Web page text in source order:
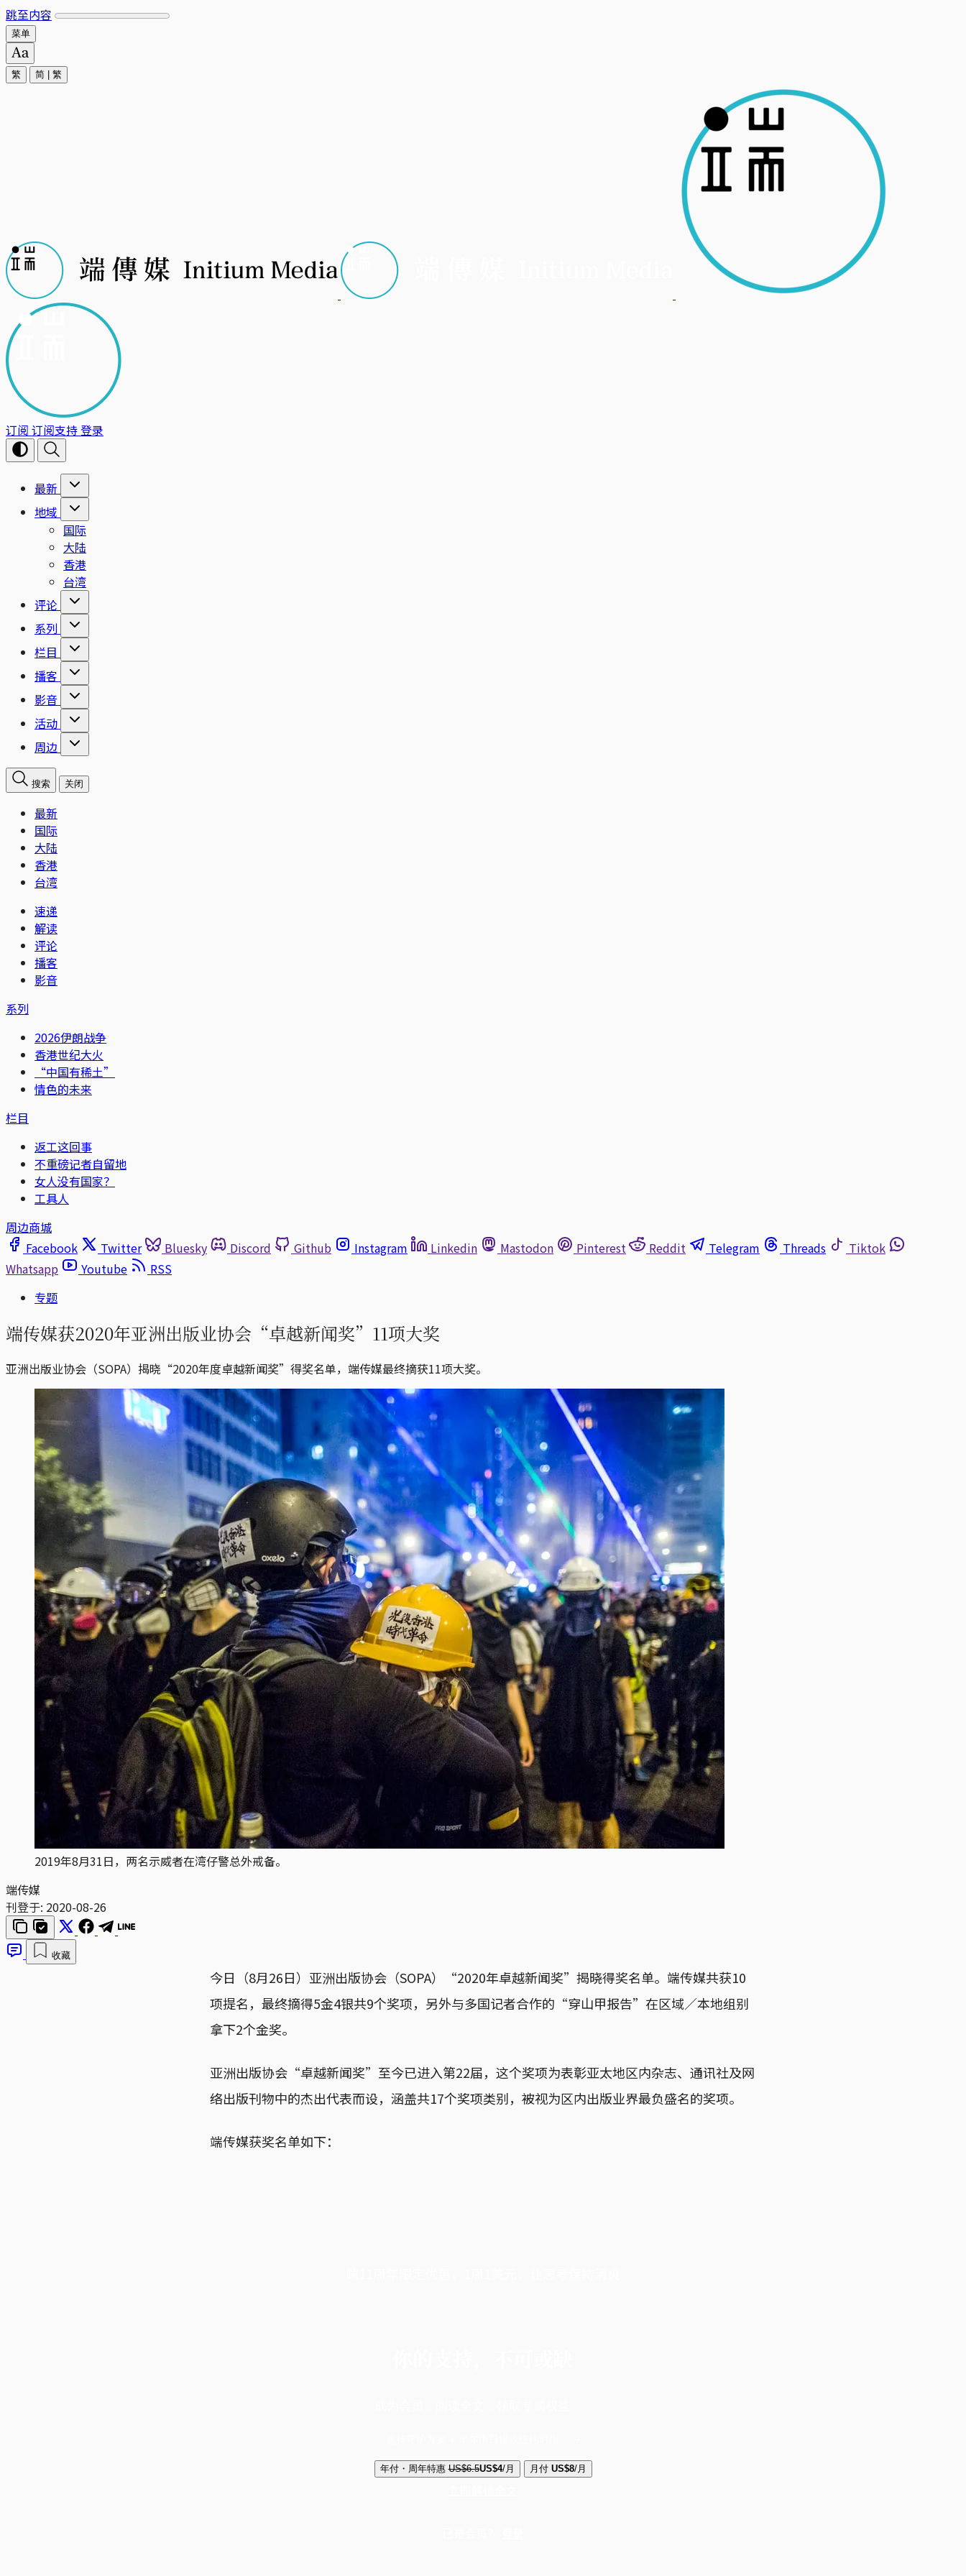
跳至内容
菜单
繁 简 繁
订阅 订阅支持登录
最新
地域
国际
大陆
香港
台湾
评论
系列
栏目
播客
影音
活动
周边
搜索 关闭
最新
国际
大陆
香港
台湾
速递
解读
评论
播客
影音
系列
2026伊朗战争
香港世纪大火
“中国有稀土”
情色的未来
栏目
返工这回事
不重磅记者自留地
女人没有国家？
工具人
周边商城
Facebook
Twitter Bluesky Discord Github Instagram Linkedin Mastodon Pinterest Reddit Telegram Threads
Tiktok
Whatsapp
Youtube
RSS
专题
端传媒获2020年亚洲出版业协会“卓越新闻奖”11项大奖
亚洲出版业协会（SOPA）揭晓“2020年度卓越新闻奖”得奖名单，端传媒最终摘获11项大奖。
2019年8月31日，两名示威者在湾仔警总外戒备。
端传媒
刊登于: 2020-08-26
收藏
今日（8月26日）亚洲出版协会（SOPA）“2020年卓越新闻奖”揭晓得奖名单。端传媒共获10
项提名，最终摘得5金4银共9个奖项，另外与多国记者合作的“穿山甲报告”在区域／本地组别
拿下2个金奖。
亚洲出版协会“卓越新闻奖”至今已进入第22届，这个奖项为表彰亚太地区内杂志、通讯社及网
络出版刊物中的杰出代表而设，涵盖共17个奖项类别，被视为区内出版业界最负盛名的奖项。
端传媒获奖名单如下：
年付・周年特惠 US$6.5US$4/月 月付 US$8/月